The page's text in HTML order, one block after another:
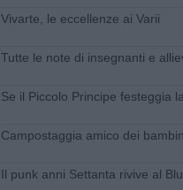
Vivarte, le eccellenze ai Varii
Tutte le note di insegnanti e
Se il Piccolo Principe festeggia
Campostaggia amico dei
Il punk anni Settanta rivive al